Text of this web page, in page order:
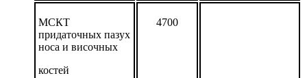
МСКТ
придаточных пазух
носа и височных
костей
4700